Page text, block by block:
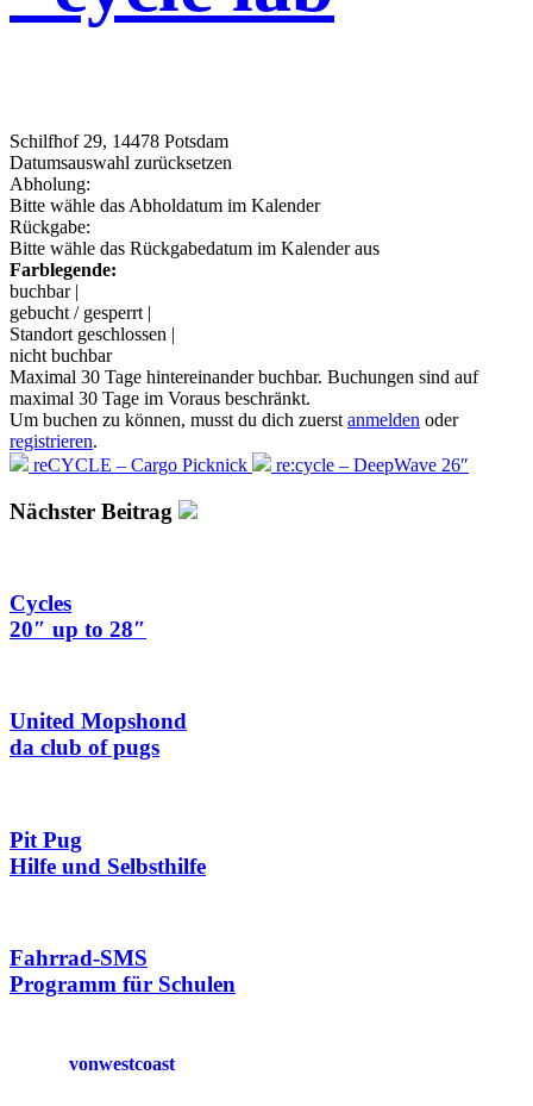
Schilfhof 29, 14478 Potsdam
Datumsauswahl zurücksetzen
Abholung:
Bitte wähle das Abholdatum im Kalender
Rückgabe:
Bitte wähle das Rückgabedatum im Kalender aus
Farblegende:
buchbar |
gebucht / gesperrt |
Standort geschlossen |
nicht buchbar
Maximal 30 Tage hintereinander buchbar. Buchungen sind auf
maximal 30 Tage im Voraus beschränkt.
Um buchen zu können, musst du dich zuerst anmelden oder
registrieren.
reCYCLE – Cargo Picknick
re:cycle – DeepWave 26″
Nächster Beitrag
Cycles
20″ up to 28″
United Mopshond
da club of pugs
Pit Pug
Hilfe und Selbsthilfe
Fahrrad-SMS
Programm für Schulen
vonwestcoast